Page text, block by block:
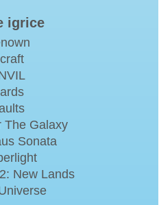
igrice
The Galaxy
Sonata
New Lands